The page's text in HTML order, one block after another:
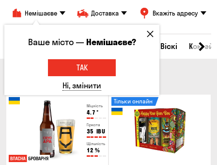
Немішаєве Доставка Вкажіть адресу
Всі товари Пиво Сидр Вино Віскі
Міцність
4.7 °
Гіркота
35 IBU
Щільність
12 %
Тільки онлайн
Ваше місто —Немішаєве?
ТАК
Ні, змінити